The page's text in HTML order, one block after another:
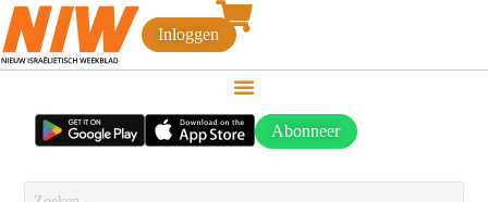
Inloggen
Abonneer